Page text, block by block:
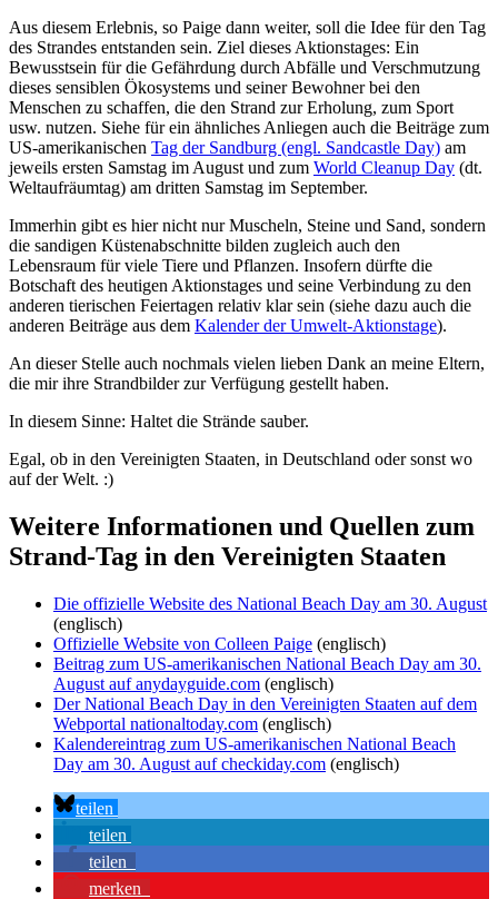
Aus diesem Erlebnis, so Paige dann weiter, soll die Idee für den Tag
des Strandes entstanden sein. Ziel dieses Aktionstages: Ein
Bewusstsein für die Gefährdung durch Abfälle und Verschmutzung
dieses sensiblen Ökosystems und seiner Bewohner bei den
Menschen zu schaffen, die den Strand zur Erholung, zum Sport
usw. nutzen. Siehe für ein ähnliches Anliegen auch die Beiträge zum
US-amerikanischen Tag der Sandburg (engl. Sandcastle Day) am
jeweils ersten Samstag im August und zum World Cleanup Day (dt.
Weltaufräumtag) am dritten Samstag im September.
Immerhin gibt es hier nicht nur Muscheln, Steine und Sand, sondern
die sandigen Küstenabschnitte bilden zugleich auch den
Lebensraum für viele Tiere und Pflanzen. Insofern dürfte die
Botschaft des heutigen Aktionstages und seine Verbindung zu den
anderen tierischen Feiertagen relativ klar sein (siehe dazu auch die
anderen Beiträge aus dem Kalender der Umwelt-Aktionstage).
An dieser Stelle auch nochmals vielen lieben Dank an meine Eltern,
die mir ihre Strandbilder zur Verfügung gestellt haben.
In diesem Sinne: Haltet die Strände sauber.
Egal, ob in den Vereinigten Staaten, in Deutschland oder sonst wo
auf der Welt. :)
Weitere Informationen und Quellen zum
Strand-Tag in den Vereinigten Staaten
Die offizielle Website des National Beach Day am 30. August
(englisch)
Offizielle Website von Colleen Paige (englisch)
Beitrag zum US-amerikanischen National Beach Day am 30.
August auf anydayguide.com (englisch)
Der National Beach Day in den Vereinigten Staaten auf dem
Webportal nationaltoday.com (englisch)
Kalendereintrag zum US-amerikanischen National Beach
Day am 30. August auf checkiday.com (englisch)
teilen
teilen
teilen
merken